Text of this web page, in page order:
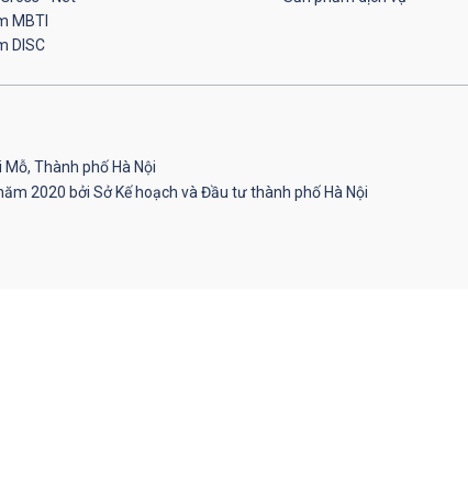
MBTI
DISC
Thành phố Hà Nội
2020 bởi Sở Kế hoạch và Đầu tư thành phố Hà Nội